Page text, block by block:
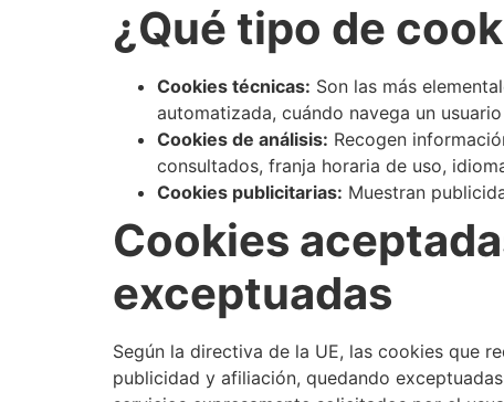
¿Qué tipo de
Cookies técnicas: Son las más
automatizada, cuándo navega un
Cookies de análisis: Recogen
consultados, franja horaria de uso,
Cookies publicitarias: Muestran
Cookies
exceptuadas
Según la directiva de la UE, las cookies que
publicidad y afiliación, quedando